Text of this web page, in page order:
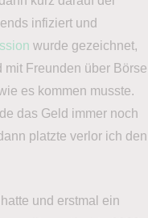
infiziert und
wurde gezeichnet,
mit Freunden über Börse
es kommen musste.
das Geld immer noch
platzte verlor ich den
und erstmal ein